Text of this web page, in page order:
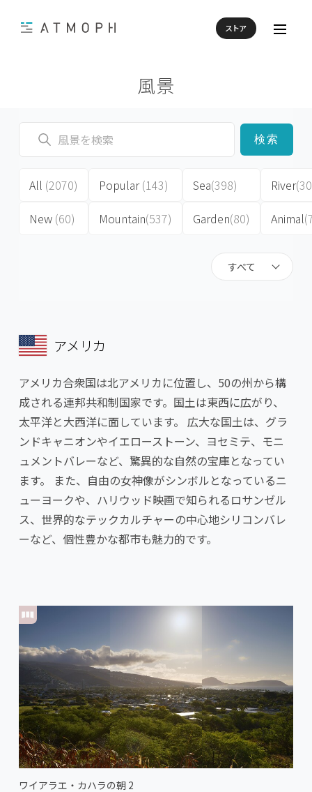
ストア
風景
すべて
検索
All (2070)
New (60)
Popular(143)
Mountain(537)
Sea(398)
Garden(80)
River
Animal
アメリカ
アメリカ合衆国は北アメリカに位置し、50の州から構
成される連邦共和制国家です。国土は東西に広がり、
太平洋と大西洋に面しています。 広大な国土は、グラ
ンドキャニオンやイエローストーン、ヨセミテ、モニ
ュメントバレーなど、驚異的な自然の宝庫となってい
ます。 また、自由の女神像がシンボルとなっているニ
ューヨークや、ハリウッド映画で知られるロサンゼル
ス、世界的なテックカルチャーの中心地シリコンバレ
ーなど、個性豊かな都市も魅力的です。
ワイアラエ・カハラの朝 2